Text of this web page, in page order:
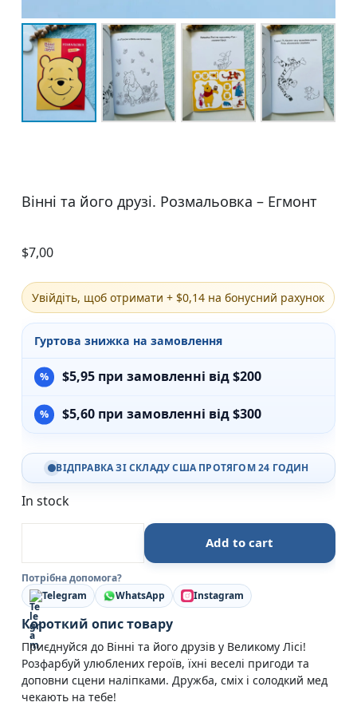
Вінні та його друзі. Розмальовка – Егмонт
$7,00
Увійдіть, щоб отримати + $0,14 на бонусний рахунок
Гуртова знижка на замовлення
$5,95 при замовленні від $200
$5,60 при замовленні від $300
ВІДПРАВКА ЗІ СКЛАДУ США ПРОТЯГОМ 24 ГОДИН
In stock
Вінні та його друзі. Розмальовка - Егмонт quantity
Add to cart
Потрібна допомога?
Telegram
WhatsApp Instagram
Короткий опис товару
Приєднуйся до Вінні та його друзів у Великому Лісі!
Розфарбуй улюблених героїв, їхні веселі пригоди та
доповни сцени наліпками. Дружба, сміх і солодкий мед
чекають на тебе!